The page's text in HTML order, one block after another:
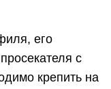
его
с
крепить на